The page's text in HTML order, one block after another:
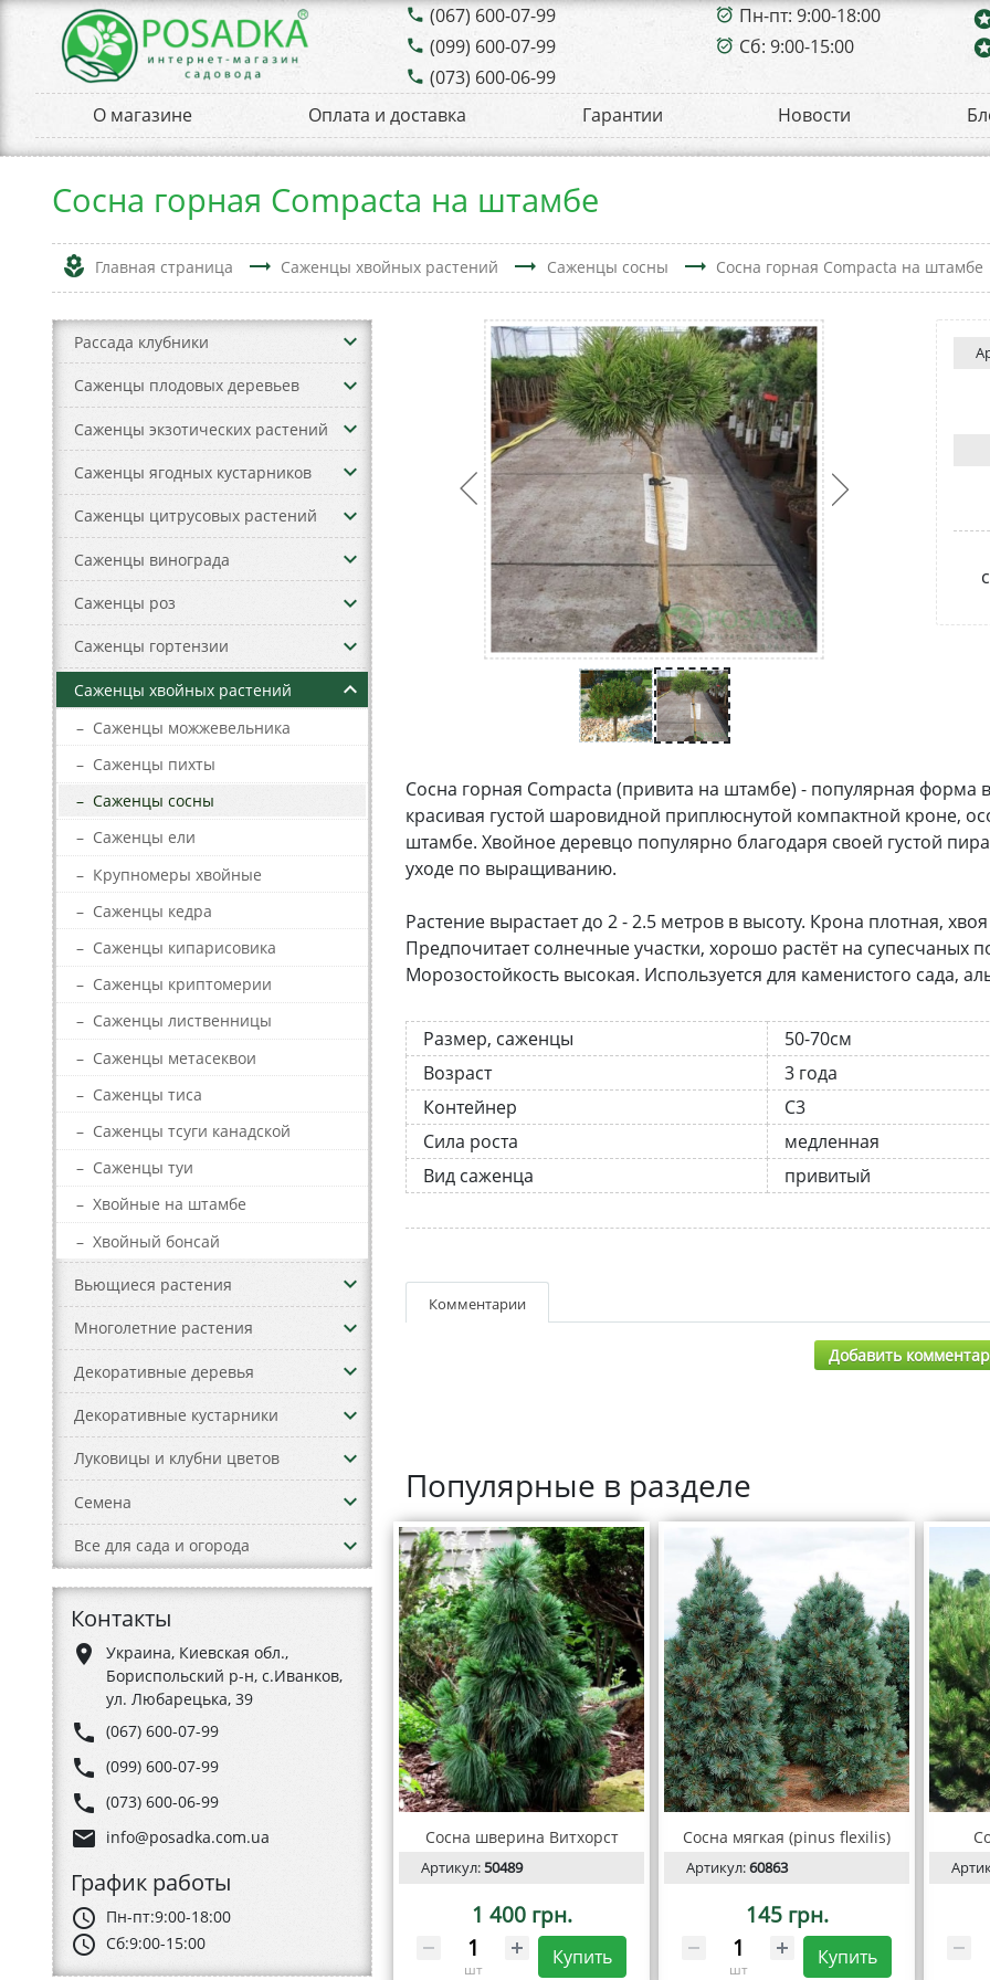
phone (067) 600-07-99
phone (099) 600-07-99
phone (073) 600-06-99
alarm_on Пн-пт: 9:00-18:00
alarm_on Сб: 9:00-15:00
О магазине Оплата и доставка Гарантии Новости
Сосна горная Compacta на штамбе
local_florist Главная страница trending_flat Саженцы хвойных растений trending_flat Саженцы сосны trending_flat Сосна горная Compacta на штамбе
Рассада клубники keyboard_arrow_down
Саженцы плодовых деревьев keyboard_arrow_down
Саженцы экзотических растений keyboard_arrow_down
Саженцы ягодных кустарников keyboard_arrow_down
Саженцы цитрусовых растений keyboard_arrow_down
Саженцы винограда keyboard_arrow_down
Саженцы роз keyboard_arrow_down
Саженцы гортензии keyboard_arrow_down
Саженцы хвойных растений keyboard_arrow_up
– Саженцы можжевельника
– Саженцы пихты
– Саженцы сосны
– Саженцы ели
– Крупномеры хвойные
– Саженцы кедра
– Саженцы кипарисовика
– Саженцы криптомерии
– Саженцы лиственницы
– Саженцы метасеквои
– Саженцы тиса
– Саженцы тсуги канадской
– Саженцы туи
– Хвойные на штамбе
– Хвойный бонсай
Вьющиеся растения keyboard_arrow_down
Многолетние растения keyboard_arrow_down
Декоративные деревья keyboard_arrow_down
Декоративные кустарники keyboard_arrow_down
Луковицы и клубни цветов keyboard_arrow_down
Семена keyboard_arrow_down
Все для сада и огорода keyboard_arrow_down
Контакты
place
Украина, Киевская обл.,
Бориспольский р-н, с.Иванков,
ул. Любарецька, 39
phone (067) 600-07-99
phone (099) 600-07-99
phone (073) 600-06-99
email info@posadka.com.ua
График работы
schedule Пн-пт:9:00-18:00
schedule Сб:9:00-15:00
Сосна горная Compacta (привита на штамбе) - популярная форма
красивая густой шаровидной приплюснутой компактной кроне,
штамбе. Хвойное деревцо популярно благодаря своей густой
уходе по выращиванию.
Растение вырастает до 2 - 2.5 метров в высоту. Крона плотная,
Предпочитает солнечные участки, хорошо растёт на супесчаных
Морозостойкость высокая. Используется для каменистого сада,
Размер, саженцы
50-70см
Возраст
3 года
Контейнер
С3
Сила роста
медленная
Вид саженца
привитый
Комментарии
Добавить
Популярные в разделе
Сосна шверина Витхорст
Артикул:50489
1 400 грн.
шт
Купить
Сосна мягкая (pinus flexilis)
Артикул:60863
145 грн.
шт
Купить